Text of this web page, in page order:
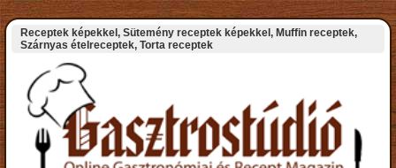
Receptek képekkel, Sütemény receptek képekkel, Muffin receptek,
Szárnyas ételreceptek, Torta receptek